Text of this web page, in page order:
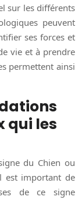
sur les différents
peuvent
ses forces et
vie et à prendre
permettent ainsi
qui les
du Chien ou
est important de
de ce signe